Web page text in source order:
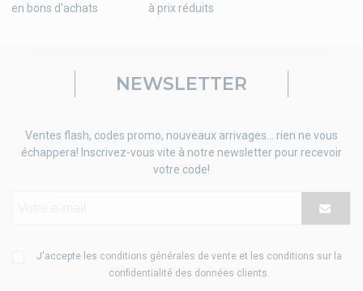
en bons d'achats
à prix réduits
NEWSLETTER
Ventes flash, codes promo, nouveaux arrivages... rien ne vous
échappera! Inscrivez-vous vite à notre newsletter pour recevoir
votre code!
J'accepte les conditions générales de vente et les conditions sur la
confidentialité des données clients